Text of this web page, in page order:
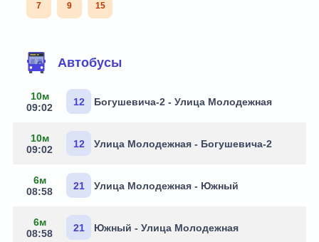
7 9 15
Автобусы
10м
09:02
12 Богушевича-2 - Улица Молодежная
10м
09:02
12 Улица Молодежная - Богушевича-2
6м
08:58
21 Улица Молодежная - Южный
6м
08:58
21 Южный - Улица Молодежная